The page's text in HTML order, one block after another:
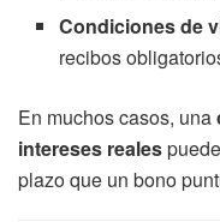
Condiciones de
recibos
En muchos casos, una
intereses reales
plazo que un bono